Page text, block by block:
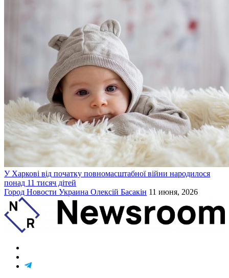
У Харкові від початку повномасштабної війни народилося
понад 11 тисяч дітей
Город Новости Украина Олексій Басакін 11 июня, 2026